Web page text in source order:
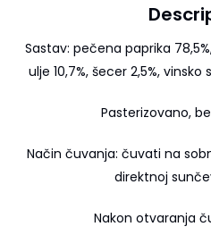
Sastav: pečena paprika
ulje 10,7%, šecer 2,5%, vinsko
Pasterizovano,
Način čuvanja: čuvati na
direktnoj
Nakon otvaranja